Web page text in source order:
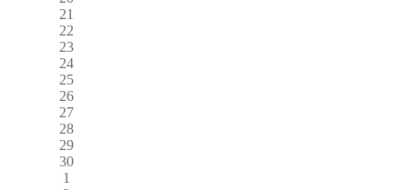
21
22
23
24
25
26
27
28
29
30
1